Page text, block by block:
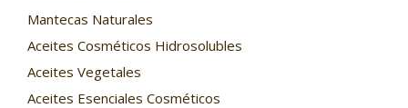
Mantecas Naturales
Aceites Cosméticos Hidrosolubles
Aceites Vegetales
Aceites Esenciales Cosméticos